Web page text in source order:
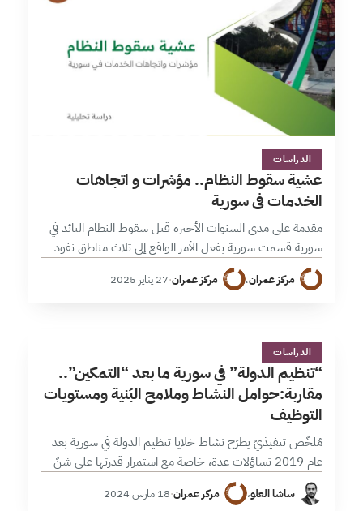
5 دقائق
الدراسات
عشية سقوط النظام.. مؤشرات و اتجاهات
الخدمات في سورية
مقدمة على مدى السنوات الأخيرة قبل سقوط النظام البائد في
سورية قسمت سورية بفعل الأمر الواقع إلى ثلاث مناطق نفوذ
دولية تمت إدارتها نظريا على الأرض من خلال أربع منظومات…
مركز عمران، مركز عمران·27 يناير 2025
&2 دقائق
الدراسات
“تنظيم الدولة” في سورية ما بعد “التمكين”..
مقاربة:حوامل النشاط وملامح البُنية ومستويات
التوظيف
مُلخّص تنفيذيّ يطرَح نشاط خلايا تنظيم الدولة في سورية بعد
عام 2019 تساؤلات عدة، خاصة مع استمرار قدرتها على شنّ
الهجمات رغم حملات المكافحة المستمرة واستهداف القيادات،
مقابل تفاوت طبيعة…
ساشا العلو، مركز عمران·18 مارس 2024